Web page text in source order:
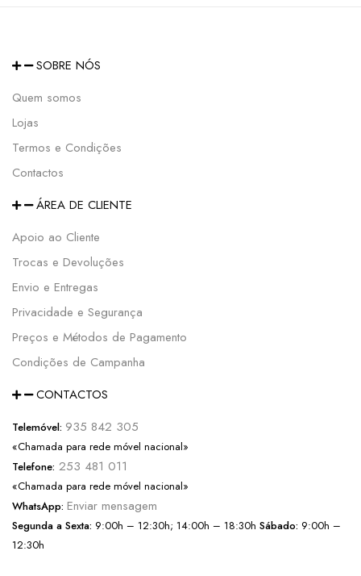
SOBRE NÓS
Quem somos
Lojas
Termos e Condições
Contactos
ÁREA DE CLIENTE
Apoio ao Cliente
Trocas e Devoluções
Envio e Entregas
Privacidade e Segurança
Preços e Métodos de Pagamento
Condições de Campanha
CONTACTOS
Telemóvel: 935 842 305
«Chamada para rede móvel nacional»
Telefone: 253 481 011
«Chamada para rede móvel nacional»
WhatsApp: Enviar mensagem
Segunda a Sexta: 9:00h – 12:30h; 14:00h – 18:30h Sábado: 9:00h –
12:30h